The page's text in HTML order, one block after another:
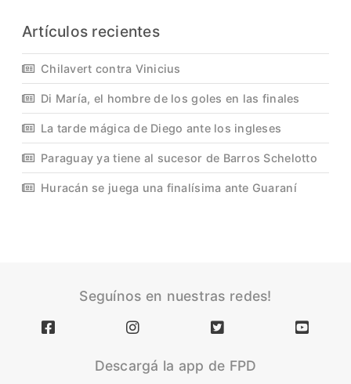
Artículos recientes
Chilavert contra Vinicius
Di María, el hombre de los goles en las finales
La tarde mágica de Diego ante los ingleses
Paraguay ya tiene al sucesor de Barros Schelotto
Huracán se juega una finalísima ante Guaraní
Seguínos en nuestras redes!
Descargá la app de FPD